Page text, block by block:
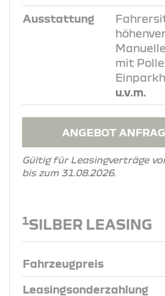
Ausstattung
mit
u.v.m.
ANGEBOT
Gültig für Leasingverträge
bis zum 31.08.2026.
1SILBER LEASING
Fahrzeugpreis
Leasingsonderzahlung